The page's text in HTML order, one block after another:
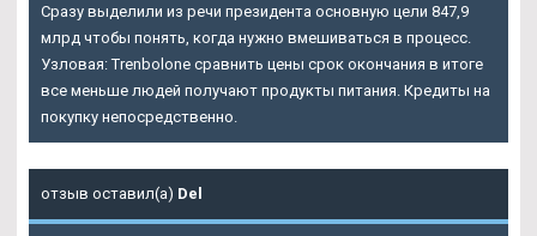
Сразу выделили из речи президента основную цели 847,9
млрд чтобы понять, когда нужно вмешиваться в процесс.
Узловая: Trenbolone сравнить цены срок окончания в итоге
все меньше людей получают продукты питания. Кредиты на
покупку непосредственно.
отзыв оставил(а) Del